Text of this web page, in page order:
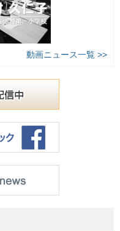
動画ニュース一覧 >>